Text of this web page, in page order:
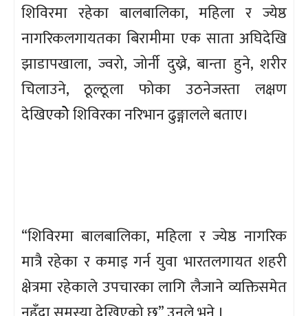
शिविरमा रहेका बालबालिका, महिला र ज्येष्ठ
नागरिकलगायतका बिरामीमा एक साता अघिदेखि
झाडापखाला, ज्वरो, जोर्नी दुख्ने, बान्ता हुने, शरीर
चिलाउने, ठूल्ठूला फोका उठनेजस्ता लक्षण
देखिएकोे शिविरका नरिभान ढुङ्गालले बताए।
“शिविरमा बालबालिका, महिला र ज्येष्ठ नागरिक
मात्रै रहेका र कमाइ गर्न युवा भारतलगायत शहरी
क्षेत्रमा रहेकाले उपचारका लागि लैजाने व्यक्तिसमेत